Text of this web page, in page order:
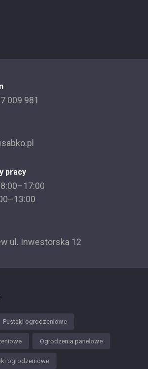
009 981
pracy
ul. Inwestorska 12
Pustaki ogrodzeniowe
Ogrodzenia panelowe
ogrodzeniowe